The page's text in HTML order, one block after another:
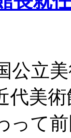
公立
代美
って